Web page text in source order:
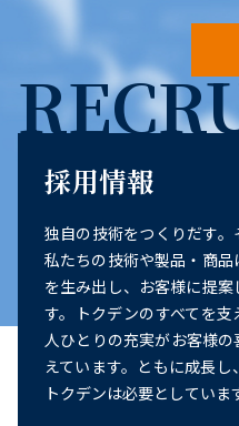
採用情報
独自の技術をつくりだす。
私たちの技術や製品・商
を生み出し、お客様に提
す。トクデンのすべてを
人ひとりの充実がお客様
えています。ともに成長
トクデンは必要としていま